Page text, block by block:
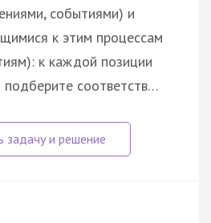
событиями) и
к этим процессам
к каждой позиции
подберите соответств…